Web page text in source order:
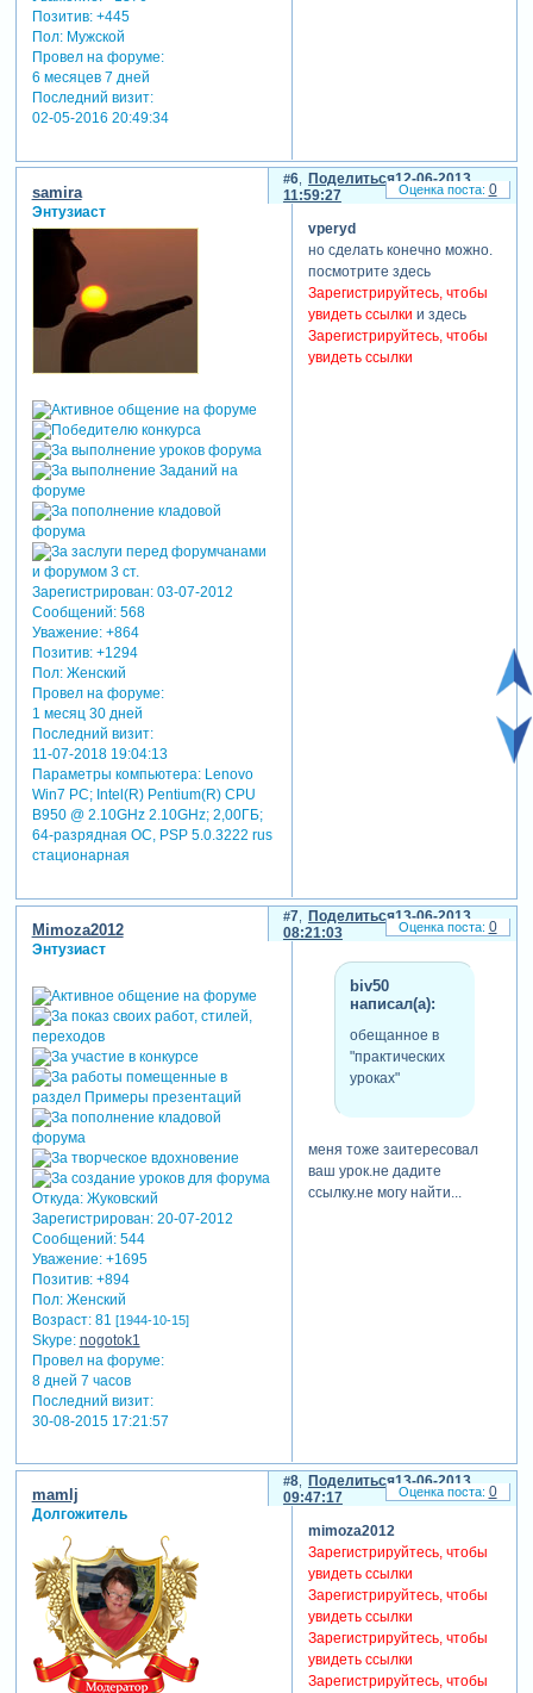
Позитив: +445
Пол:Мужской
Провел на форуме:
6 месяцев 7 дней
Последний визит:
02-05-2016 20:49:34
Поделиться
6
12-06-2013
11:59:27
samira
Энтузиаст
Зарегистрирован: 03-07-2012
Сообщений:568
Уважение: +864
Позитив: +1294
Пол:Женский
Провел на форуме:
1 месяц 30 дней
Последний визит:
11-07-2018 19:04:13
Параметры компьютера:Lenovo
Win7 PC; Intel(R) Pentium(R) CPU
B950 @ 2.10GHz 2.10GHz; 2,00ГБ;
64-разрядная ОС, PSP 5.0.3222 rus
стационарная
vperyd
но сделать конечно можно.
посмотрите здесь
Зарегистрируйтесь, чтобы
увидеть ссылки и здесь
Зарегистрируйтесь, чтобы
увидеть ссылки
0
Поделиться
7
13-06-2013
08:21:03
Mimoza2012
Энтузиаст
Откуда:Жуковский
Зарегистрирован: 20-07-2012
Сообщений:544
Уважение: +1695
Позитив: +894
Пол:Женский
Возраст:81 [1944-10-15]
Skype: nogotok1
Провел на форуме:
8 дней 7 часов
Последний визит:
30-08-2015 17:21:57
biv50
написал(а):
обещанное в
"практических
уроках"
меня тоже заитересовал
ваш урок.не дадите
ссылку.не могу найти...
0
Поделиться
8
13-06-2013
09:47:17
mamlj
Долгожитель
mimoza2012
Зарегистрируйтесь, чтобы
увидеть ссылки
Зарегистрируйтесь, чтобы
увидеть ссылки
Зарегистрируйтесь, чтобы
увидеть ссылки
Зарегистрируйтесь, чтобы
0